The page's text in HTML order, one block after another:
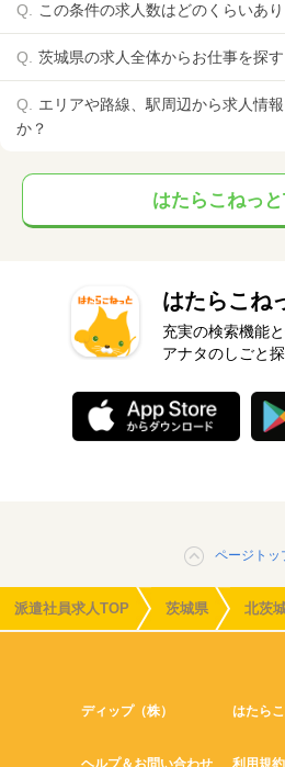
この条件の求人数はどのくらいあ
茨城県の求人全体からお仕事を探
エリアや路線、駅周辺から求人情
か？
はたらこねっ
はたらこね
充実の検索機能
アナタのしごと
ページトッ
派遣社員求人TOP 茨城県 北茨
ディップ（株） はたら